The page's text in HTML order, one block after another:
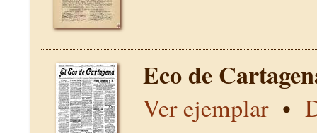
Eco de
Ver ejemplar•